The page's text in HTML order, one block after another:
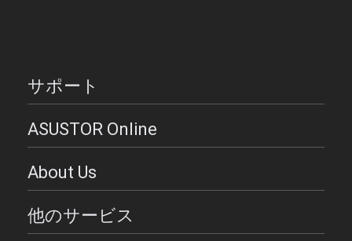
サポート
ASUSTOR Online
About Us
他のサービス